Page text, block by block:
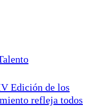
Edición de los
refleja todos